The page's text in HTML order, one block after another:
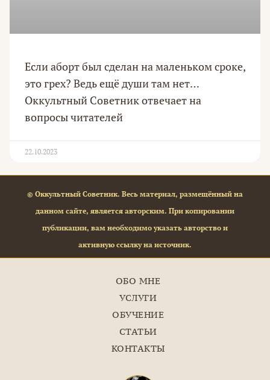
Если аборт был сделан на маленьком сроке,
это грех? Ведь ещё души там нет…
Оккультный Советник отвечает на
вопросы читателей
22.10.2023
© Оккультный Советник. Весь материал, размещённый на
данном сайте, является авторским. При копировании
публикации, вам необходимо указать авторство и
активную ссылку на источник.
ОБО МНЕ
УСЛУГИ
ОБУЧЕНИЕ
СТАТЬИ
КОНТАКТЫ